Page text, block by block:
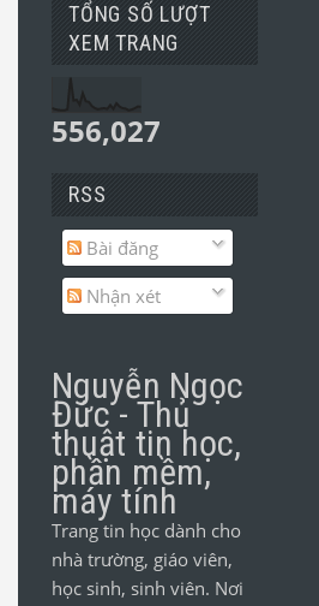
TỔNG SỐ LƯỢT
XEM TRANG
556,027
RSS
Bài đăng
Nhận xét
Nguyễn Ngọc
Đức - Thủ
thuật tin học,
phần mềm,
máy tính
Trang tin học dành cho
nhà trường, giáo viên,
học sinh, sinh viên. Nơi